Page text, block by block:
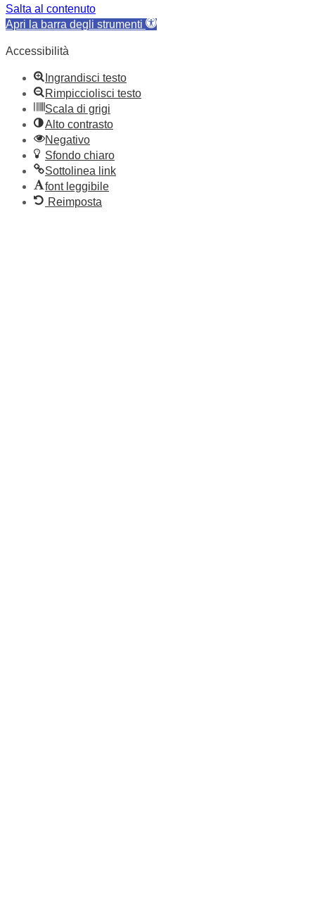
Salta al contenuto
Apri la barra degli strumenti
Accessibilità
Ingrandisci testo
Rimpicciolisci testo
Scala di grigi
Alto contrasto
Negativo
Sfondo chiaro
Sottolinea link
font leggibile
Reimposta